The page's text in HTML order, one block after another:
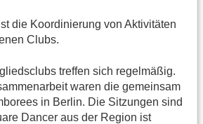
die Koordinierung von Aktivitäten
Clubs.
treffen sich regelmäßig.
waren die gemeinsam
in Berlin. Die Sitzungen sind
Dancer aus der Region ist